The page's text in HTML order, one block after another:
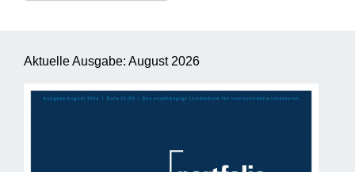
Aktuelle Ausgabe: August 2026